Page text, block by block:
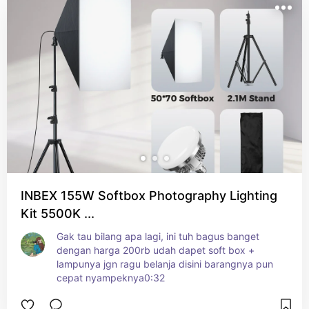
INBEX 155W Softbox Photography Lighting
Kit 5500K ...
Gak tau bilang apa lagi, ini tuh bagus banget
dengan harga 200rb udah dapet soft box +
lampunya jgn ragu belanja disini barangnya pun
cepat nyampeknya0:32